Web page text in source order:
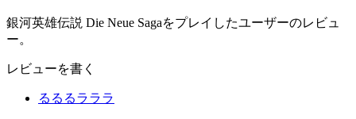
銀河英雄伝説 Die Neue Sagaをプレイしたユーザーのレビュ
ー。
レビューを書く
るるるラララ